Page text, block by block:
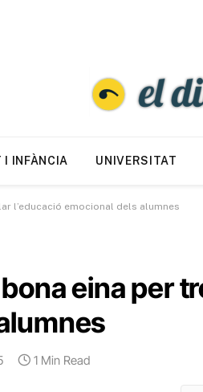
I INFÀNCIA UNIVERSITAT
l’educació emocional dels alumnes
eina per
1 Min Read